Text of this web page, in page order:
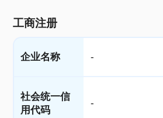
工商注册
企业名称 -
社会统一信
用代码
-